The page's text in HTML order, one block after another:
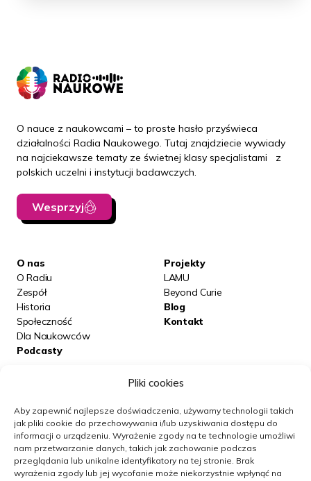
Pliki cookies
Aby zapewnić najlepsze doświadczenia, używamy technologii takich
jak pliki cookie do przechowywania i/lub uzyskiwania dostępu do
informacji o urządzeniu. Wyrażenie zgody na te technologie umożliwi
nam przetwarzanie danych, takich jak zachowanie podczas
przeglądania lub unikalne identyfikatory na tej stronie. Brak
wyrażenia zgody lub jej wycofanie może niekorzystnie wpłynąć na
O nauce z naukowcami – to proste hasło przyświeca
działalności Radia Naukowego. Tutaj znajdziecie wywiady
na najciekawsze tematy ze świetnej klasy specjalistami z
polskich uczelni i instytucji badawczych.
Wesprzyj
O nas
O Radiu
Zespół
Historia
Społeczność
Dla Naukowców
Podcasty
Projekty
LAMU
Beyond Curie
Blog
Kontakt
Obserwuj nas